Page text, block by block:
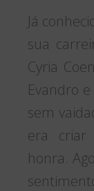
Já
sua
Cyria
Evandro
sem
era criar
honra.